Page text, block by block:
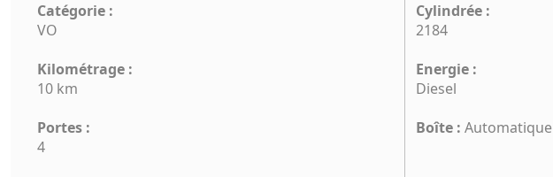
Catégorie :
VO
Kilométrage :
10 km
Portes :
4
Cylindrée :
2184
Energie :
Diesel
Boîte : Automatique